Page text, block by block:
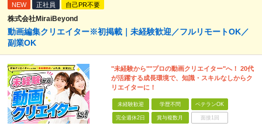
NEW 正社員 自己PR不要
株式会社MiraiBeyond
動画編集クリエイター※初掲載｜未経験歓迎／フルリモートOK／
副業OK
"未経験から""プロの動画クリエイター"へ！ 20代
が活躍する成長環境で、知識・スキルなしからク
リエイターに！
未経験歓迎 学歴不問 ベテランOK
完全週休2日 賞与複数月 面接1回